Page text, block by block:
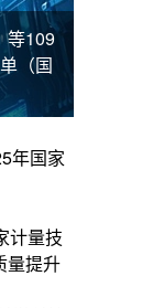
等109
（国
年国家
计量技
量提升